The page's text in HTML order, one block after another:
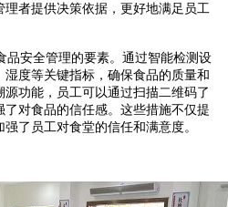
者提供决策依据，更好地满足员工
安全管理的要素。通过智能检测设
度等关键指标，确保食品的质量和
功能，员工可以通过扫描二维码了
对食品的信任感。这些措施不仅提
了员工对食堂的信任和满意度。